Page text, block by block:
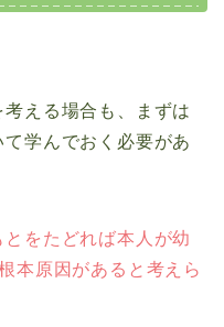
える場合も、まずは
て学んでおく必要があ
をたどれば本人が幼
本原因があると考えら